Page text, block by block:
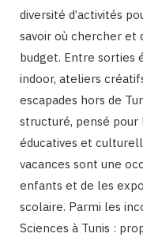
diversité d’activités
savoir où chercher et
budget. Entre sorties
indoor, ateliers
escapades hors de
structuré, pensé pour
éducatives et
vacances sont une
enfants et de les
scolaire. Parmi les
Sciences à Tunis :